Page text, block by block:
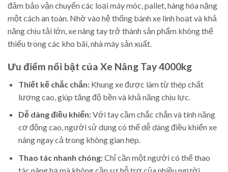
đảm bảo vận chuyển các loại máy móc, pallet, hàng hóa nặng
một cách an toàn. Nhờ vào hệ thống bánh xe linh hoạt và khả
năng chịu tải lớn, xe nâng tay trở thành sản phẩm không thể
thiếu trong các kho bãi, nhà máy sản xuất.
Ưu điểm nổi bật của Xe Nâng Tay 4000kg
Thiết kế chắc chắn:Khung xe được làm từ thép chất
lượng cao, giúp tăng độ bền và khả năng chịu lực.
Dễ dàng điều khiển:Với tay cầm chắc chắn và tính năng
cơ động cao, người sử dụng có thể dễ dàng điều khiển xe
nâng ngay cả trong không gian hẹp.
Thao tác nhanh chóng:Chỉ cần một người có thể thao